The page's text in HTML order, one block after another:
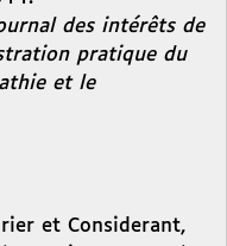
des intérêts de
pratique du
et le
et Considerant,